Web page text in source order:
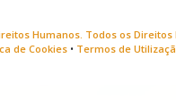
Humanos. Todos os
de Cookies• Termos de